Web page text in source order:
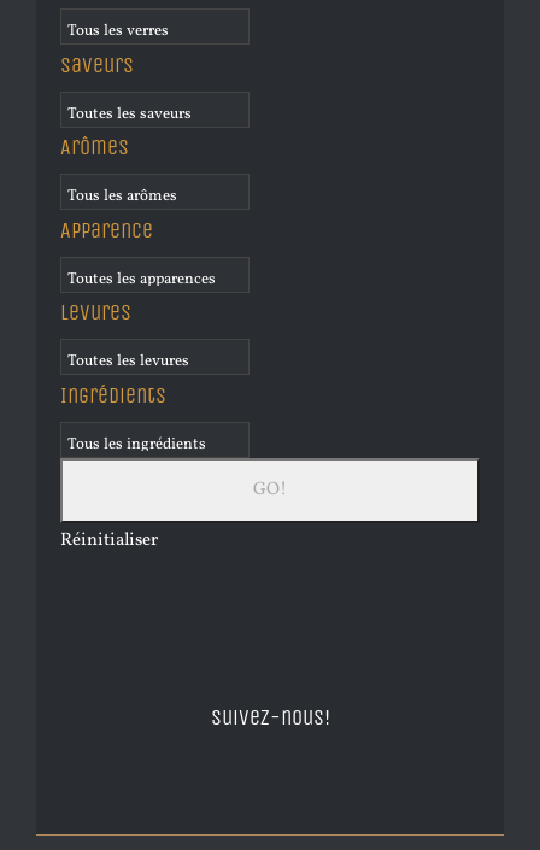
Saveurs
Arômes
Apparence
Levures
Ingrédients
Réinitialiser
Suivez-nous!